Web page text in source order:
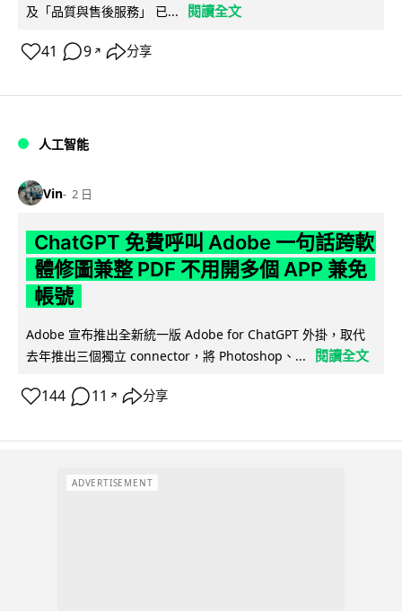
及「品質與售後服務」 已...
閱讀全文
41 9 ↗ 分享
人工智能
Vin 2 日
ChatGPT 免費呼叫 Adobe 一句話跨軟
體修圖兼整 PDF 不用開多個 APP 兼免
帳號
Adobe 宣布推出全新統一版 Adobe for ChatGPT 外掛，取代
去年推出三個獨立 connector，將 Photoshop、...
閱讀全文
144 11 ↗ 分享
ADVERTISEMENT